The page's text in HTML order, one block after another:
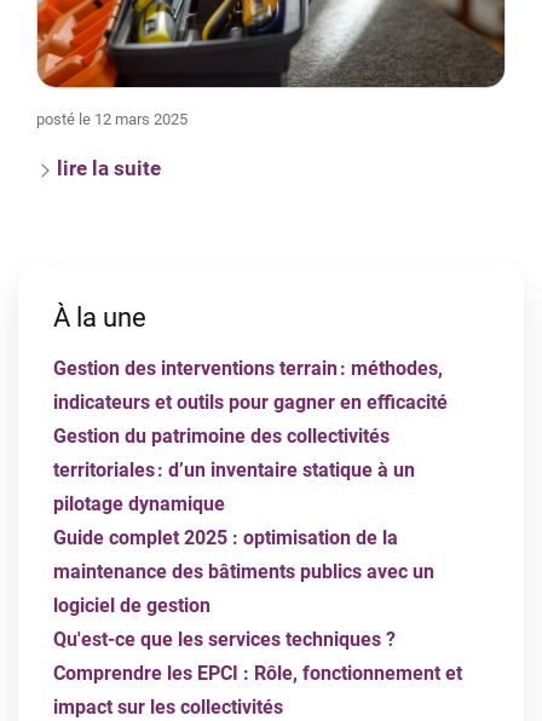
posté le 12 mars 2025
lire la suite
À la une
Gestion des interventions terrain : méthodes,
indicateurs et outils pour gagner en efficacité
Gestion du patrimoine des collectivités
territoriales : d’un inventaire statique à un
pilotage dynamique
Guide complet 2025 : optimisation de la
maintenance des bâtiments publics avec un
logiciel de gestion
Qu'est-ce que les services techniques ?
Comprendre les EPCI : Rôle, fonctionnement et
impact sur les collectivités